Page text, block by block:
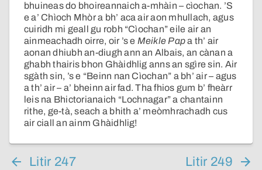
bhuineas do bhoireannaich a-mhàin – cìochan. ’S
e a’ Chìoch Mhòr a bh’ aca air aon mhullach, agus
cuiridh mi geall gu robh “Cìochan” eile air an
ainmeachadh oirre, oir ’s e Meikle Papa th’ air
aonan dhiubh an-diugh ann an Albais, an cànan a
ghabh thairis bhon Ghàidhlig anns an sgìre sin. Air
sgàth sin, ’s e “Beinn nan Cìochan” a bh’ air – agus
a th’ air – a’ bheinn air fad. Tha fhios gum b’ fheàrr
leis na Bhictorianaich “Lochnagar” a chantainn
rithe, ge-tà, seach a bhith a’ meòmhrachadh cus
air ciall an ainm Ghàidhlig!
Litir 247 Litir 249